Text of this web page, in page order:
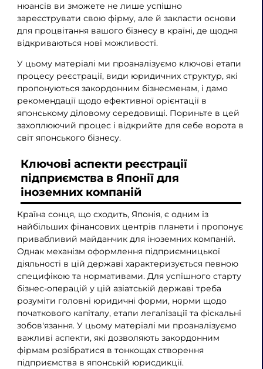
нюансів ви зможете не лише успішно
зареєструвати свою фірму, але й закласти основи
для процвітання вашого бізнесу в країні, де щодня
відкриваються нові можливості.
У цьому матеріалі ми проаналізуємо ключові етапи
процесу реєстрації, види юридичних структур, які
пропонуються закордонним бізнесменам, і дамо
рекомендації щодо ефективної орієнтації в
японському діловому середовищі. Пориньте в цей
захоплюючий процес і відкрийте для себе ворота в
світ японського бізнесу.
Ключові аспекти реєстрації
підприємства в Японії для
іноземних компаній
Країна сонця, що сходить, Японія, є одним із
найбільших фінансових центрів планети і пропонує
привабливий майданчик для іноземних компаній.
Однак механізм оформлення підприємницької
діяльності в цій державі характеризується певною
специфікою та нормативами. Для успішного старту
бізнес-операцій у цій азіатській державі треба
розуміти головні юридичні форми, норми щодо
початкового капіталу, етапи легалізації та фіскальні
зобов'язання. У цьому матеріалі ми проаналізуємо
важливі аспекти, які дозволяють закордонним
фірмам розібратися в тонкощах створення
підприємства в японській юрисдикції.